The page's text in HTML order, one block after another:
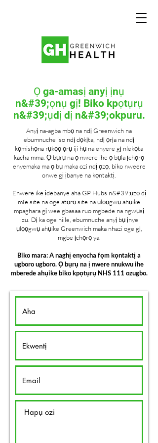
Ọ ga-amasị anyị ịnụ
n&#39;ọnụ gị! Biko kpọtụrụ
n&#39;ụdị dị n&#39;okpuru.
Anyị na-agba mbọ na ndị Greenwich na
ebumnuche iso ndị dọkịta, ndị ọrịa na ndị
kọmishọna rụkọọ ọrụ iji hụ na enyere gị nlekọta
kacha mma. Ọ bụrụ na ọ nwere ihe ọ bụla ịchọrọ
enyemaka ma ọ bụ maka ozi ndị ọzọ, biko nweere
onwe gị ịbanye na kọntaktị.
Enwere ike ịdebanye aha GP Hubs n&#39;ụzọ dị
mfe site na oge atọrọ site na ụlọọgwụ ahụike
mpaghara gị wee gbasaa ruo mgbede na ngwụsị
izu. Dị ka oge niile, ebumnuche anyị bụ ịnye
ụlọọgwụ ahụike Greenwich maka nhazi oge gị,
mgbe ịchọrọ ya.
Biko mara: A naghị enyocha fọm kọntaktị a
ugboro ugboro. Ọ bụrụ na ị nwere nnukwu ihe
mberede ahụike biko kpọtụrụ NHS 111 ozugbo.